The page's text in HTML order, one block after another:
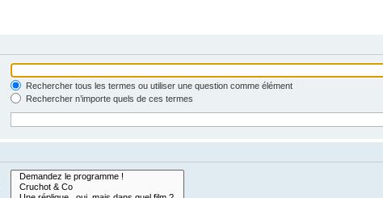
Rechercher tous les termes ou utiliser une question comme élément
Rechercher n’importe quels de ces termes